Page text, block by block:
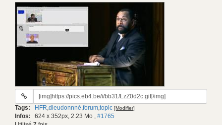
URL
gif:
Tags: HFR,dieudonnné,forum,topic [Modifier]
Infos: 624 x 352px, 2.23 Mo , #1765